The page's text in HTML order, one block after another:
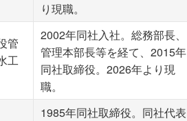
り現職。
管
工
2002年同社入社。総務部長、
管理本部長等を経て、2015年
同社取締役。2026年より現
職。
1985年同社取締役。同社代表